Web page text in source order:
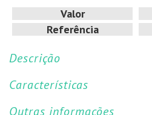
Valor
Referência
Descrição
Características
Outras informações